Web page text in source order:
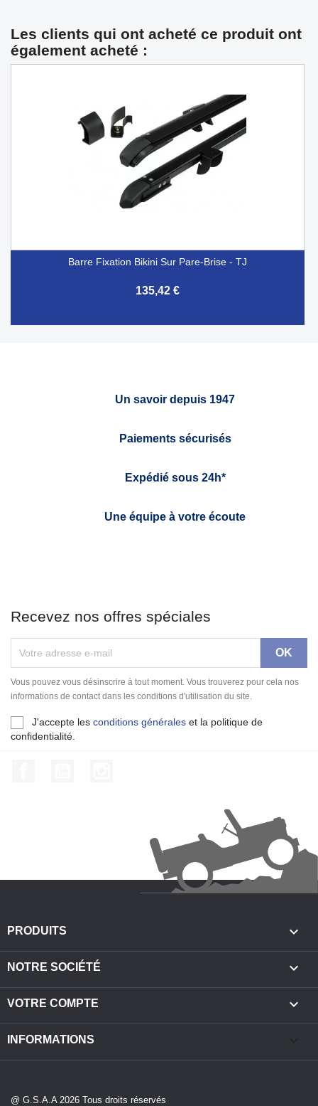
Les clients qui ont acheté ce produit ont
également acheté :
Barre Fixation Bikini Sur Pare-Brise - TJ
135,42 €
Un savoir depuis 1947
Paiements sécurisés
Expédié sous 24h*
Une équipe à votre écoute
Recevez nos offres spéciales
Vous pouvez vous désinscrire à tout moment. Vous trouverez pour cela nos
informations de contact dans les conditions d'utilisation du site.
J'accepte les conditions générales et la politique de
confidentialité.
PRODUITS 
NOTRE SOCIÉTÉ 
VOTRE COMPTE 
INFORMATIONS
@ G.S.A.A 2026 Tous droits réservés